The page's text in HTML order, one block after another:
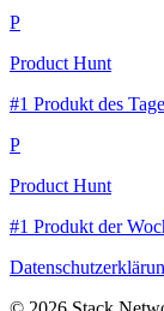
P
Product Hunt
#1 Produkt des
P
Product Hunt
#1 Produkt der